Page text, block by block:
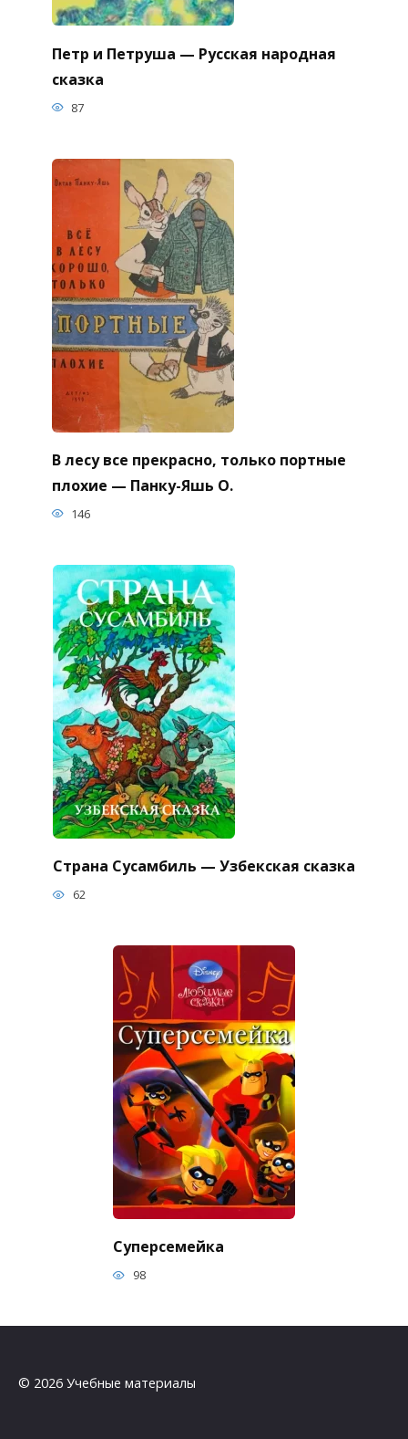
Петр и Петруша — Русская народная
сказка
87
В лесу все прекрасно, только портные
плохие — Панку-Яшь О.
146
Страна Сусамбиль — Узбекская сказка
62
Суперсемейка
98
© 2026 Учебные материалы